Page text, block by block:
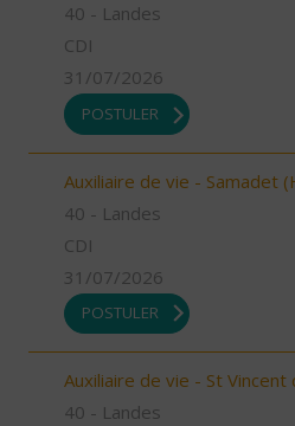
40 - Landes
CDI
31/07/2026
POSTULER
Auxiliaire de vie - Samadet
40 - Landes
CDI
31/07/2026
POSTULER
Auxiliaire de vie - St
40 - Landes